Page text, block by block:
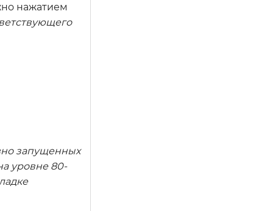
нажатием
запущенных
уровне 80-